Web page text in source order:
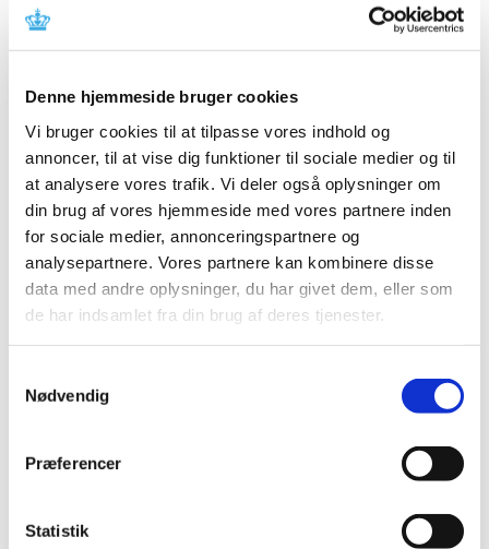
Denne hjemmeside bruger cookies
Vi bruger cookies til at tilpasse vores indhold og
annoncer, til at vise dig funktioner til sociale medier og til
at analysere vores trafik. Vi deler også oplysninger om
din brug af vores hjemmeside med vores partnere inden
for sociale medier, annonceringspartnere og
analysepartnere. Vores partnere kan kombinere disse
data med andre oplysninger, du har givet dem, eller som
de har indsamlet fra din brug af deres tjenester.
Nødvendig
Præferencer
Statistik
2016 (167)
2015 (33)
2013 (49)
2012 (44)
2011 (13)
2010 (7)
2009 (14)
2008 (8)
2007 (3)
2006 (9)
december (1)
oktober (1)
juli (2)
2005 (2)